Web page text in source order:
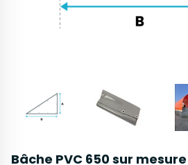
Bâche PVC 650 sur